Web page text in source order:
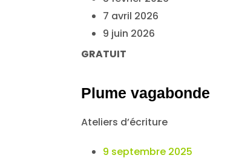
7 avril 2026
9 juin 2026
GRATUIT
Plume vagabonde
Ateliers d’écriture
9 septembre 2025